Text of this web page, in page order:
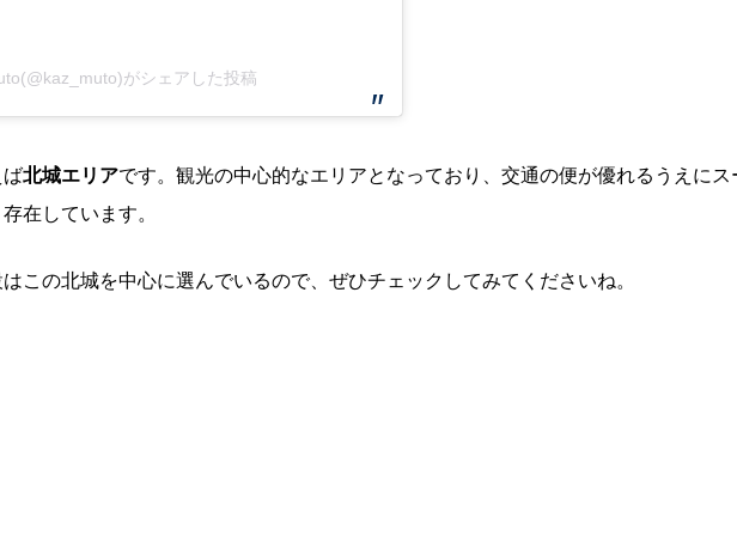
がシェアした投稿
北城エリアです。観光の中心的なエリアとなっており、交通の便が優れるうえにス
在しています。
この北城を中心に選んでいるので、ぜひチェックしてみてくださいね。